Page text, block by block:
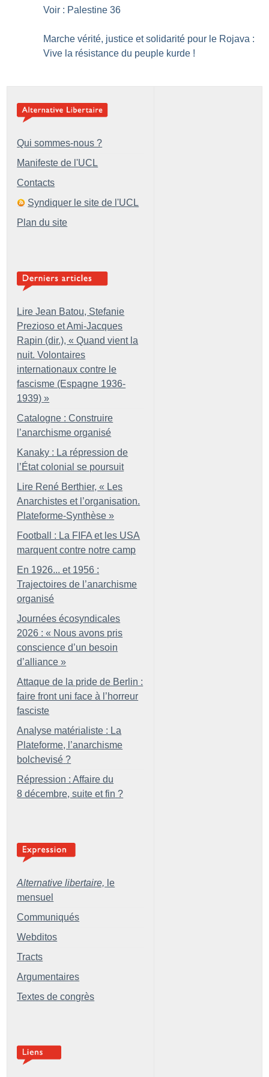
Voir : Palestine 36
Marche vérité, justice et solidarité pour le Rojava :
Vive la résistance du peuple kurde !
Qui sommes-nous ?
Manifeste de l'UCL
Contacts
Syndiquer le site de l'UCL
Plan du site
Lire Jean Batou, Stefanie
Prezioso et Ami-Jacques
Rapin (dir.), « Quand vient la
nuit. Volontaires
internationaux contre le
fascisme (Espagne 1936-
1939) »
Catalogne : Construire
l’anarchisme organisé
Kanaky : La répression de
l’État colonial se poursuit
Lire René Berthier, « Les
Anarchistes et l’organisation.
Plateforme-Synthèse »
Football : La FIFA et les USA
marquent contre notre camp
En 1926... et 1956 :
Trajectoires de l’anarchisme
organisé
Journées écosyndicales
2026 : « Nous avons pris
conscience d’un besoin
d’alliance »
Attaque de la pride de Berlin :
faire front uni face à l’horreur
fasciste
Analyse matérialiste : La
Plateforme, l’anarchisme
bolchevisé ?
Répression : Affaire du
8 décembre, suite et fin ?
Alternative libertaire, le
mensuel
Communiqués
Webditos
Tracts
Argumentaires
Textes de congrès